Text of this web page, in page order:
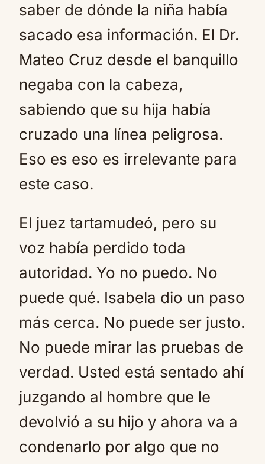
saber de dónde la niña había
sacado esa información. El Dr.
Mateo Cruz desde el banquillo
negaba con la cabeza,
sabiendo que su hija había
cruzado una línea peligrosa.
Eso es eso es irrelevante para
este caso.
El juez tartamudeó, pero su
voz había perdido toda
autoridad. Yo no puedo. No
puede qué. Isabela dio un paso
más cerca. No puede ser justo.
No puede mirar las pruebas de
verdad. Usted está sentado ahí
juzgando al hombre que le
devolvió a su hijo y ahora va a
condenarlo por algo que no